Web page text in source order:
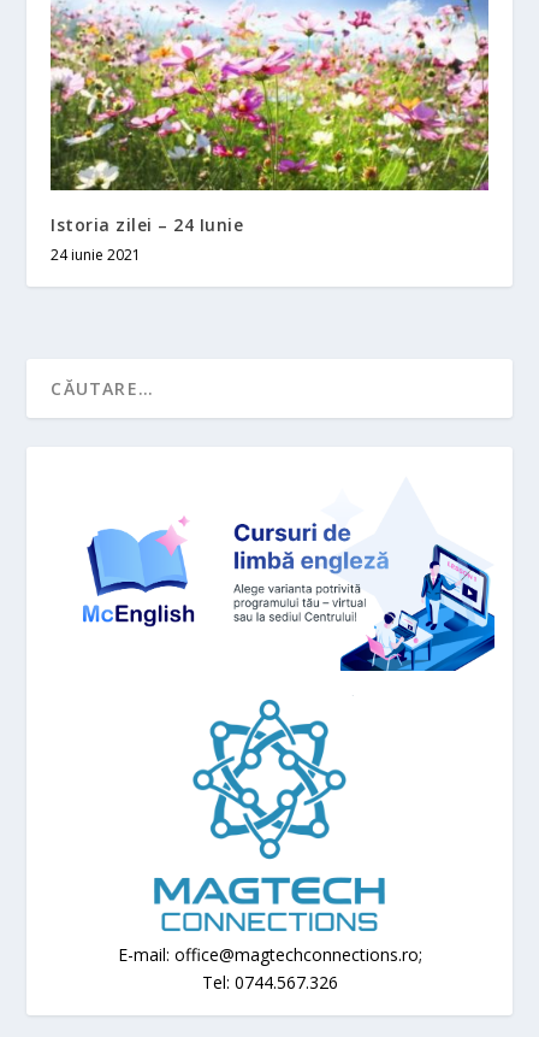
Istoria zilei – 24 Iunie
24 iunie 2021
E-mail: office@magtechconnections.ro;
Tel: 0744.567.326